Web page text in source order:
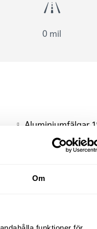
Om
0 mil
Aluminiumfälgar
Klädsel Tyg/